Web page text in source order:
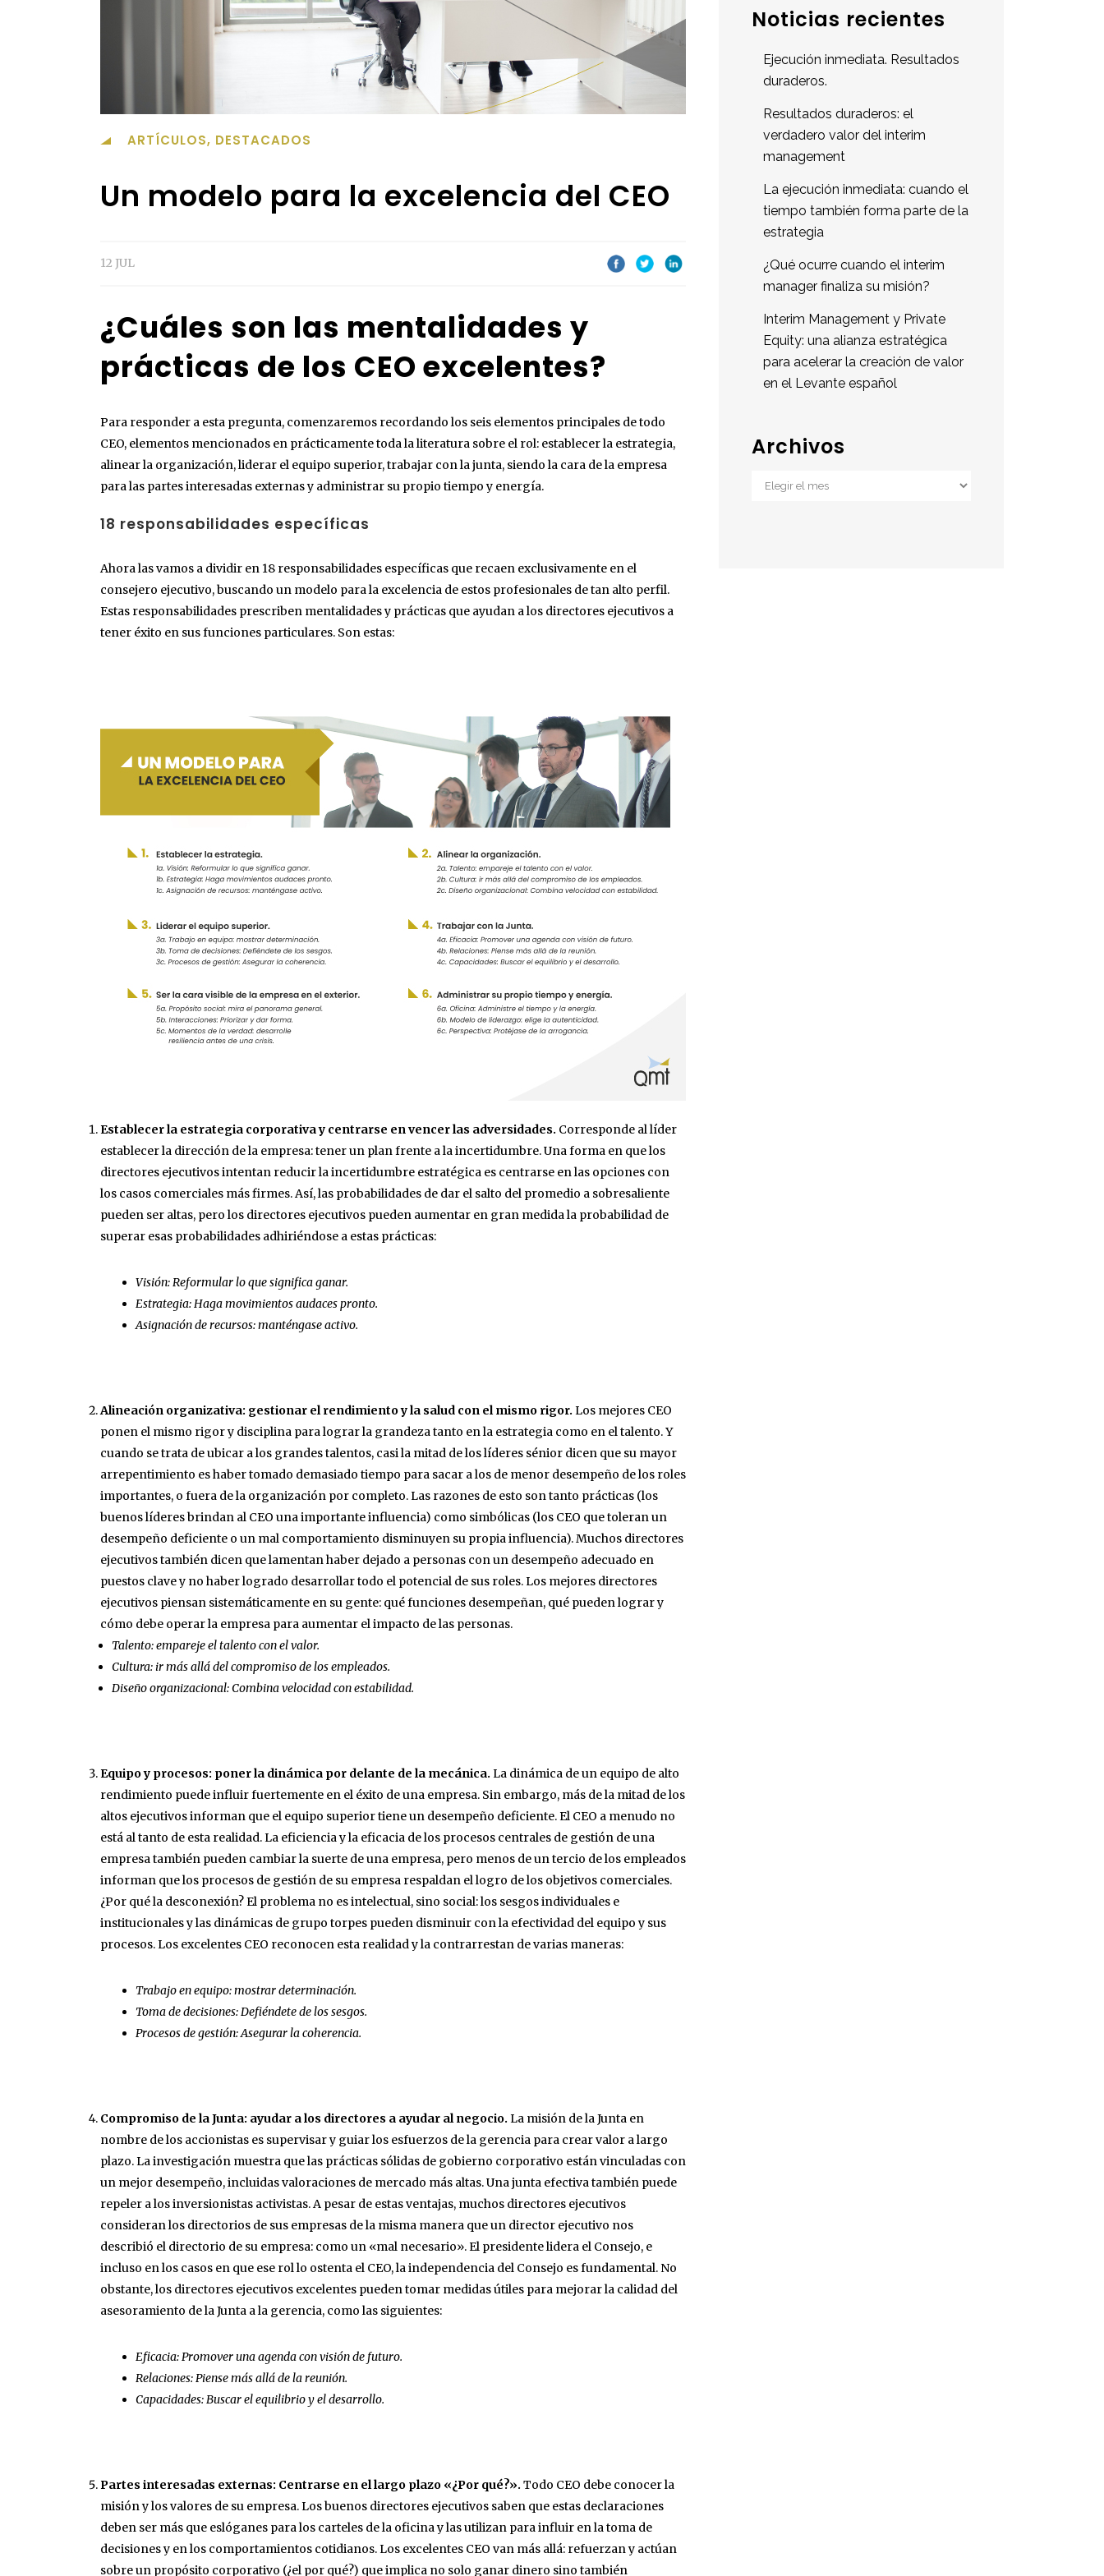
ARTÍCULOS, DESTACADOS
Un modelo para la excelencia del CEO
12 JUL
¿Cuáles son las mentalidades y
prácticas de los CEO excelentes?
Para responder a esta pregunta, comenzaremos recordando los seis elementos principales de todo
CEO, elementos mencionados en prácticamente toda la literatura sobre el rol: establecer la estrategia,
alinear la organización, liderar el equipo superior, trabajar con la junta, siendo la cara de la empresa
para las partes interesadas externas y administrar su propio tiempo y energía.
18 responsabilidades específicas
Ahora las vamos a dividir en 18 responsabilidades específicas que recaen exclusivamente en el
consejero ejecutivo, buscando un modelo para la excelencia de estos profesionales de tan alto perfil.
Estas responsabilidades prescriben mentalidades y prácticas que ayudan a los directores ejecutivos a
tener éxito en sus funciones particulares. Son estas:
Establecer la estrategia corporativa y centrarse en vencer las adversidades. Corresponde al líder
establecer la dirección de la empresa: tener un plan frente a la incertidumbre. Una forma en que los
directores ejecutivos intentan reducir la incertidumbre estratégica es centrarse en las opciones con
los casos comerciales más firmes. Así, las probabilidades de dar el salto del promedio a sobresaliente
pueden ser altas, pero los directores ejecutivos pueden aumentar en gran medida la probabilidad de
superar esas probabilidades adhiriéndose a estas prácticas:
Visión: Reformular lo que significa ganar.
Estrategia: Haga movimientos audaces pronto.
Asignación de recursos: manténgase activo.
Alineación organizativa: gestionar el rendimiento y la salud con el mismo rigor. Los mejores CEO
ponen el mismo rigor y disciplina para lograr la grandeza tanto en la estrategia como en el talento. Y
cuando se trata de ubicar a los grandes talentos, casi la mitad de los líderes sénior dicen que su mayor
arrepentimiento es haber tomado demasiado tiempo para sacar a los de menor desempeño de los roles
importantes, o fuera de la organización por completo. Las razones de esto son tanto prácticas (los
buenos líderes brindan al CEO una importante influencia) como simbólicas (los CEO que toleran un
desempeño deficiente o un mal comportamiento disminuyen su propia influencia). Muchos directores
ejecutivos también dicen que lamentan haber dejado a personas con un desempeño adecuado en
puestos clave y no haber logrado desarrollar todo el potencial de sus roles. Los mejores directores
ejecutivos piensan sistemáticamente en su gente: qué funciones desempeñan, qué pueden lograr y
cómo debe operar la empresa para aumentar el impacto de las personas.
Talento: empareje el talento con el valor.
Cultura: ir más allá del compromiso de los empleados.
Diseño organizacional: Combina velocidad con estabilidad.
Equipo y procesos: poner la dinámica por delante de la mecánica. La dinámica de un equipo de alto
rendimiento puede influir fuertemente en el éxito de una empresa. Sin embargo, más de la mitad de los
altos ejecutivos informan que el equipo superior tiene un desempeño deficiente. El CEO a menudo no
está al tanto de esta realidad. La eficiencia y la eficacia de los procesos centrales de gestión de una
empresa también pueden cambiar la suerte de una empresa, pero menos de un tercio de los empleados
informan que los procesos de gestión de su empresa respaldan el logro de los objetivos comerciales.
¿Por qué la desconexión? El problema no es intelectual, sino social: los sesgos individuales e
institucionales y las dinámicas de grupo torpes pueden disminuir con la efectividad del equipo y sus
procesos. Los excelentes CEO reconocen esta realidad y la contrarrestan de varias maneras:
Trabajo en equipo: mostrar determinación.
Toma de decisiones: Defiéndete de los sesgos.
Procesos de gestión: Asegurar la coherencia.
Compromiso de la Junta: ayudar a los directores a ayudar al negocio. La misión de la Junta en
nombre de los accionistas es supervisar y guiar los esfuerzos de la gerencia para crear valor a largo
plazo. La investigación muestra que las prácticas sólidas de gobierno corporativo están vinculadas con
un mejor desempeño, incluidas valoraciones de mercado más altas. Una junta efectiva también puede
repeler a los inversionistas activistas. A pesar de estas ventajas, muchos directores ejecutivos
consideran los directorios de sus empresas de la misma manera que un director ejecutivo nos
describió el directorio de su empresa: como un «mal necesario». El presidente lidera el Consejo, e
incluso en los casos en que ese rol lo ostenta el CEO, la independencia del Consejo es fundamental. No
obstante, los directores ejecutivos excelentes pueden tomar medidas útiles para mejorar la calidad del
asesoramiento de la Junta a la gerencia, como las siguientes:
Eficacia: Promover una agenda con visión de futuro.
Relaciones: Piense más allá de la reunión.
Capacidades: Buscar el equilibrio y el desarrollo.
Partes interesadas externas: Centrarse en el largo plazo «¿Por qué?». Todo CEO debe conocer la
misión y los valores de su empresa. Los buenos directores ejecutivos saben que estas declaraciones
deben ser más que eslóganes para los carteles de la oficina y las utilizan para influir en la toma de
decisiones y en los comportamientos cotidianos. Los excelentes CEO van más allá: refuerzan y actúan
sobre un propósito corporativo (¿el por qué?) que implica no solo ganar dinero sino también
Noticias recientes
Ejecución inmediata. Resultados
duraderos.
Resultados duraderos: el
verdadero valor del interim
management
La ejecución inmediata: cuando el
tiempo también forma parte de la
estrategia
¿Qué ocurre cuando el interim
manager finaliza su misión?
Interim Management y Private
Equity: una alianza estratégica
para acelerar la creación de valor
en el Levante español
Archivos
Archivos